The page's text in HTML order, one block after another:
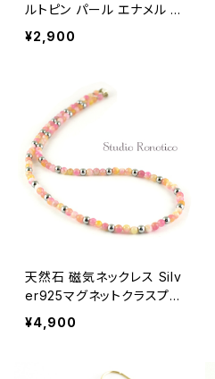
ルトピン パール エナメル お
花 クリームイエロー
¥2,900
天然石 磁気ネックレス Silv
er925マグネットクラスプ
おしゃれ 女性 男性 ユニセ
ックス クォーツァイト ピン
¥4,900